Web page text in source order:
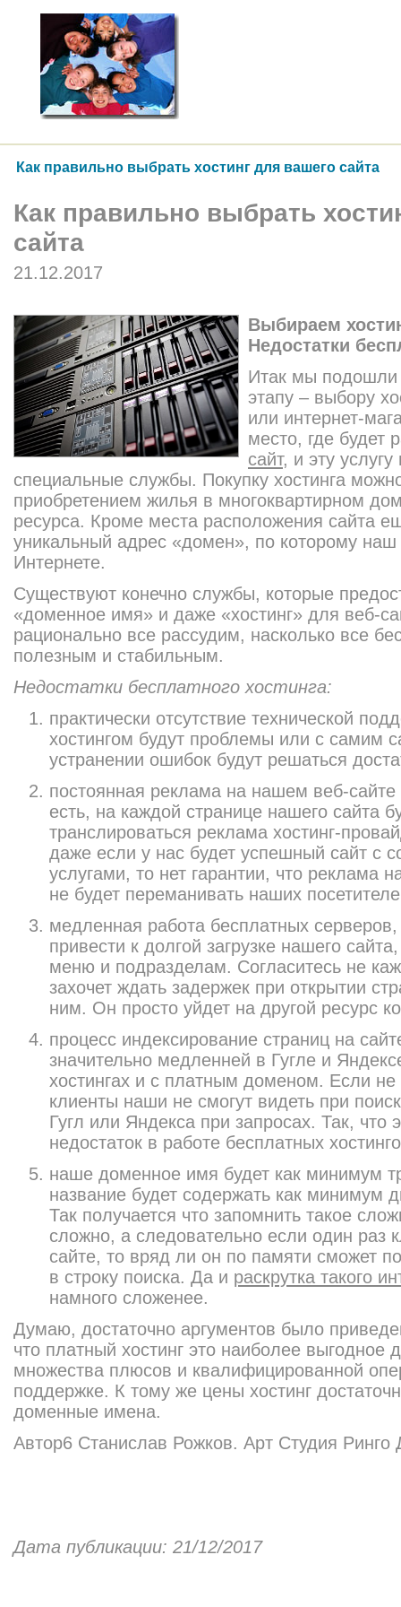
Как правильно выбрать хостинг для вашего сайта
Как правильно выбрать
сайта
21.12.2017
Выбираем
Недостатки
Итак мы
этапу – выбору
или интернет-
место, где будет
сайт, и эту
специальные службы. Покупку хостинга
приобретением жилья в многоквартирном
ресурса. Кроме места расположения сайта
уникальный адрес «домен», по которому наш
Интернете.
Существуют конечно службы, которые
«доменное имя» и даже «хостинг» для веб-
рационально все рассудим, насколько все
полезным и стабильным.
Недостатки бесплатного хостинга:
практически отсутствие технической
хостингом будут проблемы или с самим
устранении ошибок будут решаться
постоянная реклама на нашем веб-сайте
есть, на каждой странице нашего сайта
транслироваться реклама хостинг-
даже если у нас будет успешный сайт с
услугами, то нет гарантии, что реклама
не будет переманивать наших
медленная работа бесплатных серверов,
привести к долгой загрузке нашего
меню и подразделам. Согласитесь не
захочет ждать задержек при открытии
ним. Он просто уйдет на другой ресурс
процесс индексирование страниц на
значительно медленней в Гугле и
хостингах и с платным доменом. Если не
клиенты наши не смогут видеть при
Гугл или Яндекса при запросах. Так, что
недостаток в работе бесплатных
наше доменное имя будет как минимум
название будет содержать как минимум
Так получается что запомнить такое
сложно, а следовательно если один раз
сайте, то вряд ли он по памяти сможет
в строку поиска. Да и раскрутка такого
намного сложенее.
Думаю, достаточно аргументов было
что платный хостинг это наиболее
множества плюсов и квалифицированной
поддержке. К тому же цены хостинг
доменные имена.
Автор6 Станислав Рожков. Арт Студия Ринго
Дата публикации: 21/12/2017